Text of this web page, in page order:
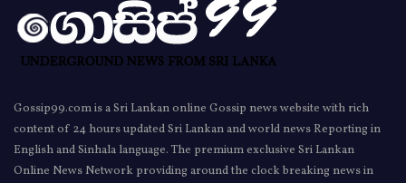
Gossip99.com is a Sri Lankan online Gossip news website with rich
content of 24 hours updated Sri Lankan and world news Reporting in
English and Sinhala language. The premium exclusive Sri Lankan
Online News Network providing around the clock breaking news in